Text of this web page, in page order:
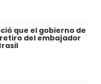
que el gobierno de
del embajador